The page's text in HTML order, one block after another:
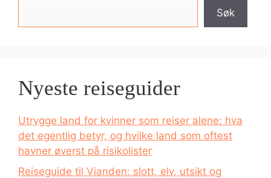
Søk
Nyeste reiseguider
Utrygge land for kvinner som reiser alene: hva
det egentlig betyr, og hvilke land som oftest
havner øverst på risikolister
Reiseguide til Vianden: slott, elv, utsikt og